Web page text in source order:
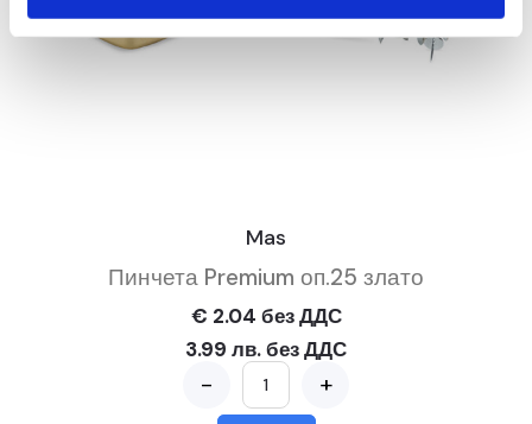
Mas
Пинчета Premium оп.25 злато
€ 2.04 без ДДС
3.99 лв. без ДДС
- +